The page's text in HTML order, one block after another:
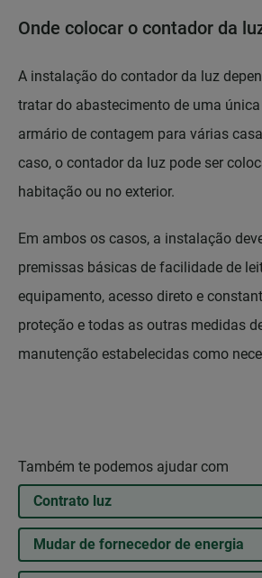
Onde colocar o contador da
A instalação do contador da luz
tratar do abastecimento de uma
armário de contagem para várias
caso, o contador da luz pode ser
habitação ou no exterior.
Em ambos os casos, a instalação
premissas básicas de facilidade de
equipamento, acesso direto e
proteção e todas as outras medidas
manutenção estabelecidas como
Também te podemos ajudar com
Contrato luz
Mudar de fornecedor de energia